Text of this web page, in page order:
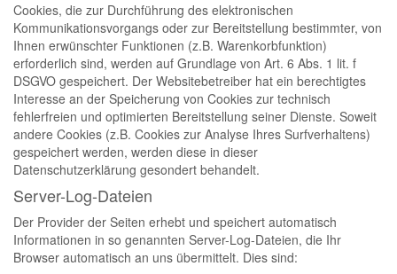
Cookies, die zur Durchführung des elektronischen
Kommunikationsvorgangs oder zur Bereitstellung bestimmter, von
Ihnen erwünschter Funktionen (z.B. Warenkorbfunktion)
erforderlich sind, werden auf Grundlage von Art. 6 Abs. 1 lit. f
DSGVO gespeichert. Der Websitebetreiber hat ein berechtigtes
Interesse an der Speicherung von Cookies zur technisch
fehlerfreien und optimierten Bereitstellung seiner Dienste. Soweit
andere Cookies (z.B. Cookies zur Analyse Ihres Surfverhaltens)
gespeichert werden, werden diese in dieser
Datenschutzerklärung gesondert behandelt.
Server-Log-Dateien
Der Provider der Seiten erhebt und speichert automatisch
Informationen in so genannten Server-Log-Dateien, die Ihr
Browser automatisch an uns übermittelt. Dies sind: